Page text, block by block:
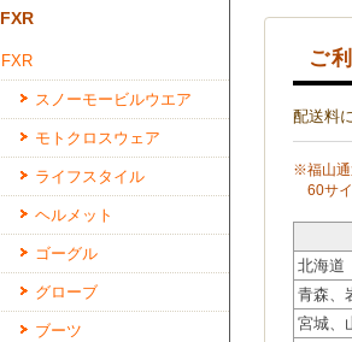
ご
配送料
※福山通
60サイ
北海道
青森、
宮城、
FXR
FXR
スノーモービルウエア
モトクロスウェア
ライフスタイル
ヘルメット
ゴーグル
グローブ
ブーツ